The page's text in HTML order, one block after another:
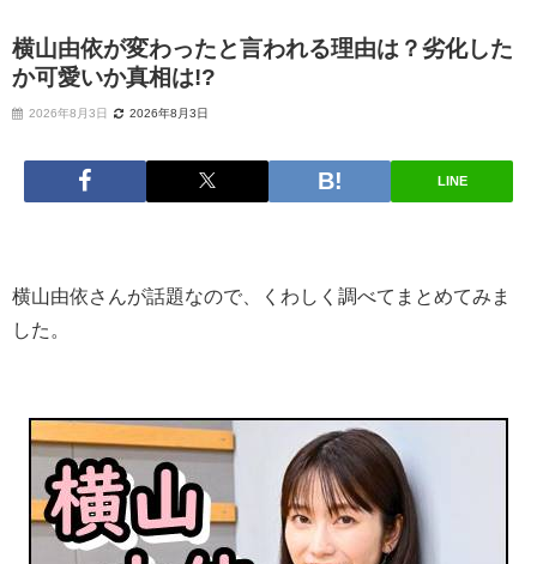
横山由依が変わったと言われる理由は？劣化した
か可愛いか真相は!?
2026年8月3日 2026年8月3日
LINE
横山由依さんが話題なので、くわしく調べてまとめてみま
した。